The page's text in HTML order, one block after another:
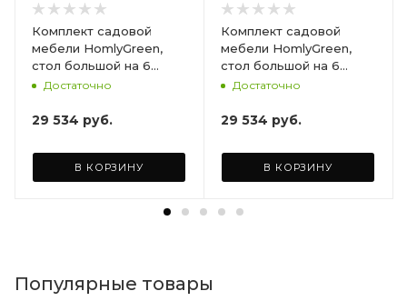
Комплект садовой
мебели HomlyGreen,
стол большой на 6
персон 153х79х70, 6
бордовыми подушками
Достаточно
29 534 руб.
В КОРЗИНУ
Комплект садовой
мебели HomlyGreen,
стол большой на 6
персон 153х79х70, 6
коричневыми
Достаточно
29 534 руб.
В КОРЗИНУ
Популярные товары